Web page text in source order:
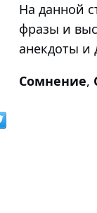
На данной
фразы и
анекдоты и
Сомнение,